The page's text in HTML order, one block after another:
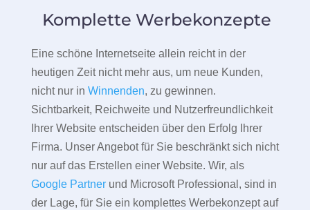
Komplette Werbekonzepte
Eine schöne Internetseite allein reicht in der
heutigen Zeit nicht mehr aus, um neue Kunden,
nicht nur in Winnenden, zu gewinnen.
Sichtbarkeit, Reichweite und Nutzerfreundlichkeit
Ihrer Website entscheiden über den Erfolg Ihrer
Firma. Unser Angebot für Sie beschränkt sich nicht
nur auf das Erstellen einer Website. Wir, als
Google Partnerund Microsoft Professional, sind in
der Lage, für Sie ein komplettes Werbekonzept auf